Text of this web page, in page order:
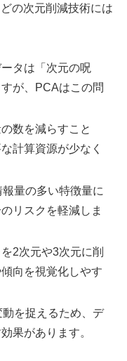
の次元削減技術には
タは「次元の呪
が、PCAはこの問
数を減らすこと
計算資源が少なく
量の多い特徴量に
リスクを軽減しま
2次元や3次元に削
向を視覚化しやす
を捉えるため、デ
果があります。